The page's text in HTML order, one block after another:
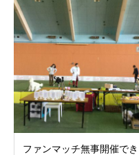
ファンマッチ無事開催でき